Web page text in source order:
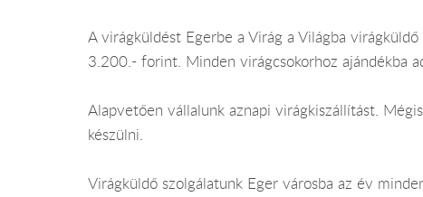
A virágküldést Egerbe a Virág a Világba
3.200.- forint. Minden virágcsokorhoz ajándékba
Alapvetően vállalunk aznapi virágkiszállítást.
készülni.
Virágküldő szolgálatunk Eger városba az év